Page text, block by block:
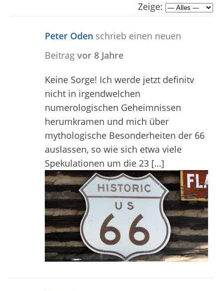
Zeige:
Peter Oden schrieb einen neuen
Beitrag vor 8 Jahre
Keine Sorge! Ich werde jetzt definitv
nicht in irgendwelchen
numerologischen Geheimnissen
herumkramen und mich über
mythologische Besonderheiten der 66
auslassen, so wie sich etwa viele
Spekulationen um die 23 […]